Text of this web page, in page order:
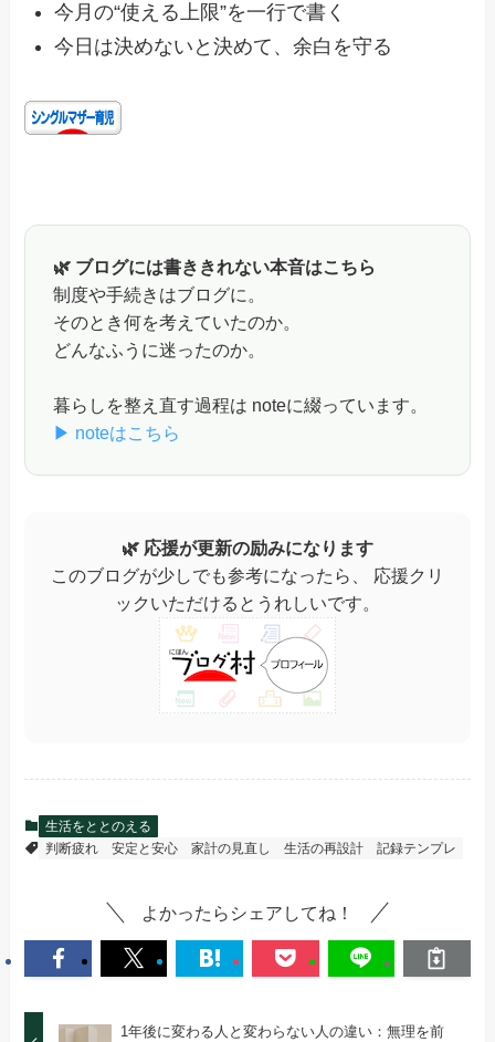
今月の“使える上限”を一行で書く
今日は決めないと決めて、余白を守る
🌿 ブログには書ききれない本音はこちら
制度や手続きはブログに。
そのとき何を考えていたのか。
どんなふうに迷ったのか。
暮らしを整え直す過程は noteに綴っています。
▶ noteはこちら
🌿 応援が更新の励みになります
このブログが少しでも参考になったら、 応援クリ
ックいただけるとうれしいです。
生活をととのえる
判断疲れ
安定と安心 家計の見直し 生活の再設計 記録テンプレ
よかったらシェアしてね！
1年後に変わる人と変わらない人の違い：無理を前